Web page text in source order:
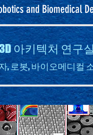
and Biomedical
아키텍처 연
, 로봇, 바이오메디컬